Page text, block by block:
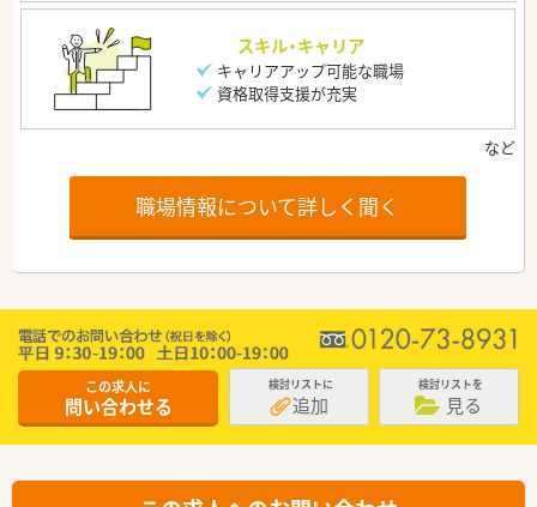
スキル・キャリア
キャリアアップ可能な職場
資格取得支援が充実
職場情報について詳しく聞く
この求人に
問い合わせる
検討リストに
追加
検討リストを
見る